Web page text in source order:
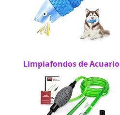
Limpiafondos de Acuario